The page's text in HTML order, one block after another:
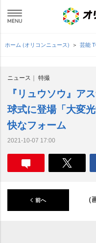
ホーム (オリコンニュース) 芸能
ニュース 特撮
『リュウソウ』ア
球式に登場「大変
快なフォーム
2021-10-07 17:00
前へ